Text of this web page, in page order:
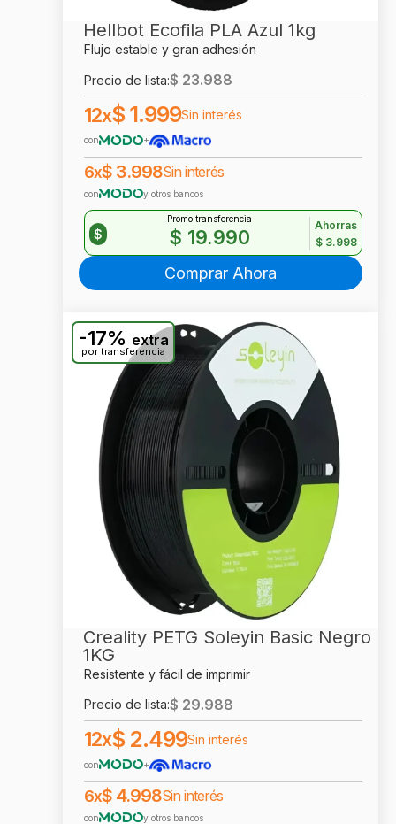
Hellbot Ecofila PLA Azul 1kg
Flujo estable y gran adhesión
Precio de lista:$ 23.988
12x$1.999Sin interés
con +
6x$ 3.998Sin interés
con y otros bancos
$
Promo transferencia
$ 19.990
Ahorras
$3.998
Comprar Ahora
-17% extra
por transferencia
Creality PETG Soleyin Basic Negro
1KG
Resistente y fácil de imprimir
Precio de lista:$ 29.988
12x$2.499Sin interés
con +
6x$ 4.998Sin interés
con y otros bancos